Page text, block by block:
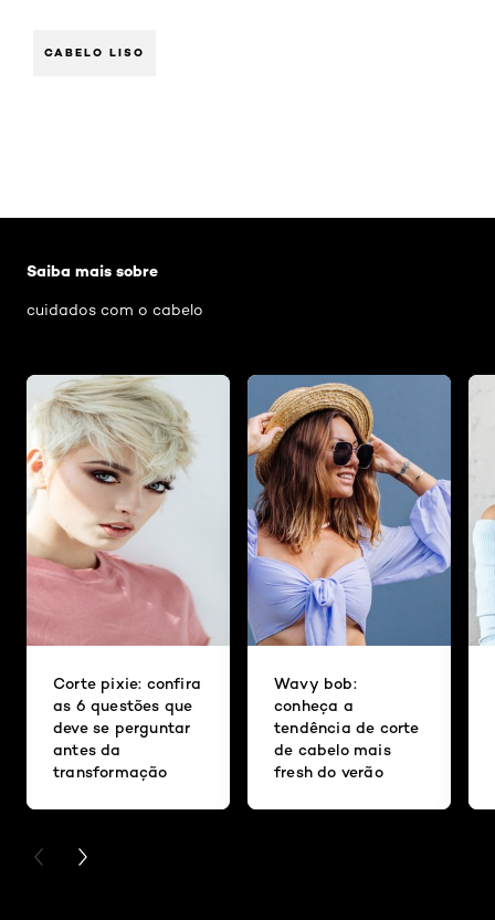
CABELO LISO
Saiba mais sobre
cuidados com o cabelo
Corte pixie: confira
as 6 questões que
deve se perguntar
antes da
transformação
Wavy bob:
conheça a
tendência de corte
de cabelo mais
fresh do verão
PREVIOUS CARD
NEXT CARD